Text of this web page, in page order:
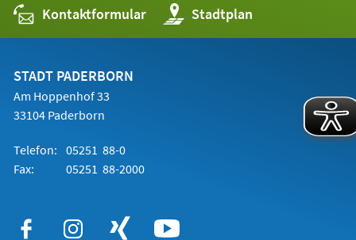
Kontaktformular Stadtplan
(Öffnet
in
einem
STADT PADERBORN
Am Hoppenhof 33
33104 Paderborn
Telefon: 05251 88-0
Fax:
05251 88-2000